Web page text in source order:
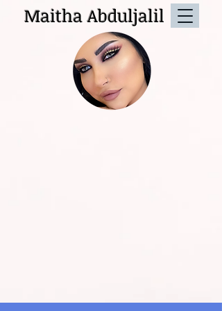
Maitha Abduljalil